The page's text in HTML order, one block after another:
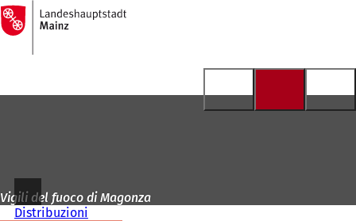
Vai al contenuto
Alla
pagina
iniziale
Vigili del fuoco di Magonza
Distribuzioni